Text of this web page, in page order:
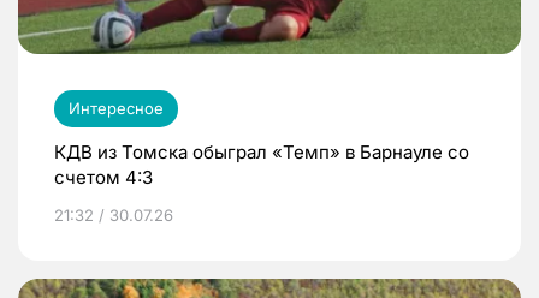
Интересное
КДВ из Томска обыграл «Темп» в Барнауле со
счетом 4:3
21:32 / 30.07.26